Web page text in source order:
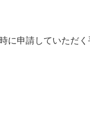
申請していただく